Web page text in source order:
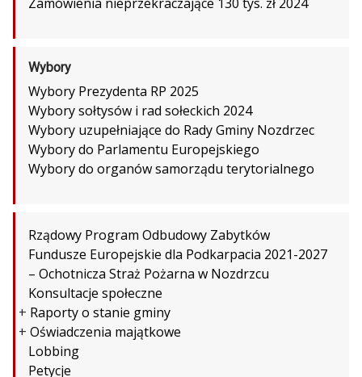
Wybory
Wybory Prezydenta RP 2025
Wybory sołtysów i rad sołeckich 2024
Wybory uzupełniające do Rady Gminy Nozdrzec
Wybory do Parlamentu Europejskiego
Wybory do organów samorządu terytorialnego
Rządowy Program Odbudowy Zabytków
Fundusze Europejskie dla Podkarpacia 2021-2027
– Ochotnicza Straż Pożarna w Nozdrzcu
Konsultacje społeczne
+ Raporty o stanie gminy
+ Oświadczenia majątkowe
Lobbing
Petycje